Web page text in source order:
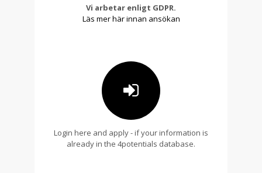
Vi arbetar enligt GDPR.
Läs mer här innan ansökan
Login here and apply - if your information is
already in the 4potentials database.